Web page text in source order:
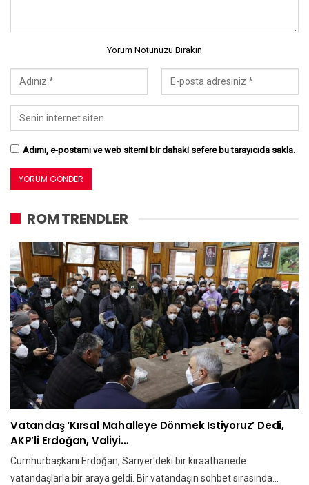
Yorum Notunuzu Bırakın
Adımı, e-postamı ve web sitemi bir dahaki sefere bu tarayıcıda sakla.
ROM TRENDLER
Vatandaş ‘kırsal Mahalleye Dönmek Istiyoruz’ Dedi,
AKP’li Erdoğan, Valiyi…
Cumhurbaşkanı Erdoğan, Sarıyer'deki bir kıraathanede
vatandaşlarla bir araya geldi. Bir vatandaşın sohbet sırasında…